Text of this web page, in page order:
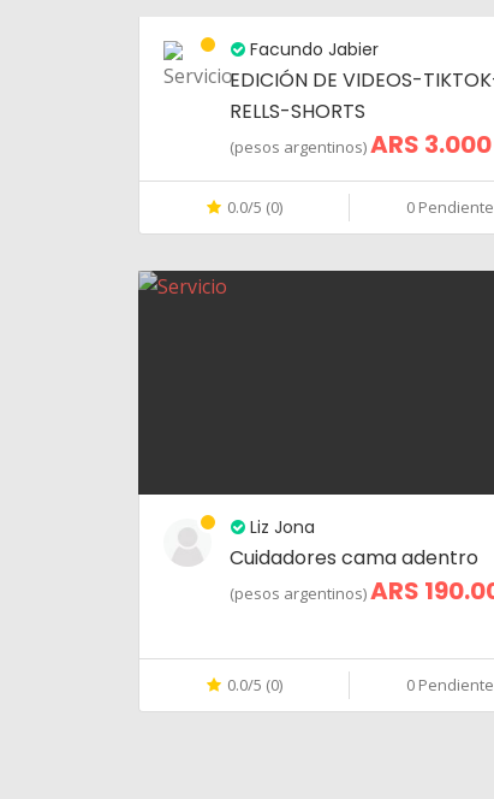
Facundo Jabier
EDICIÓN DE VIDEOS-
RELLS-SHORTS
(pesos argentinos)ARS 3.000
0.0/5 (0) 0
Liz Jona
Cuidadores cama adentro
(pesos argentinos)ARS
0.0/5 (0) 0